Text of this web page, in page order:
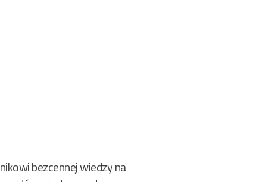
bezcennej wiedzy na